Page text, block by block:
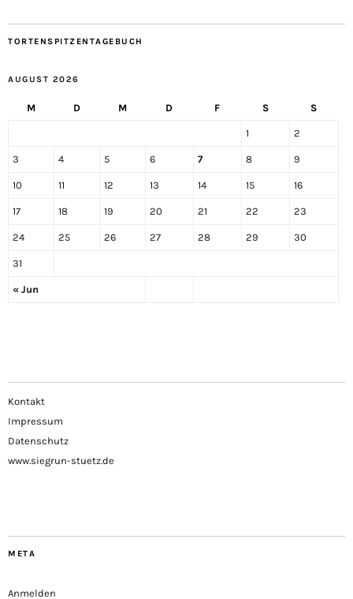
TORTENSPITZENTAGEBUCH
AUGUST 2026
M D M D F S S
« Jun
1 2
3 4 5 6 7 8 9
10 11 12 13 14 15 16
17 18 19 20 21 22 23
24 25 26 27 28 29 30
31
Kontakt
Impressum
Datenschutz
www.siegrun-stuetz.de
META
Anmelden